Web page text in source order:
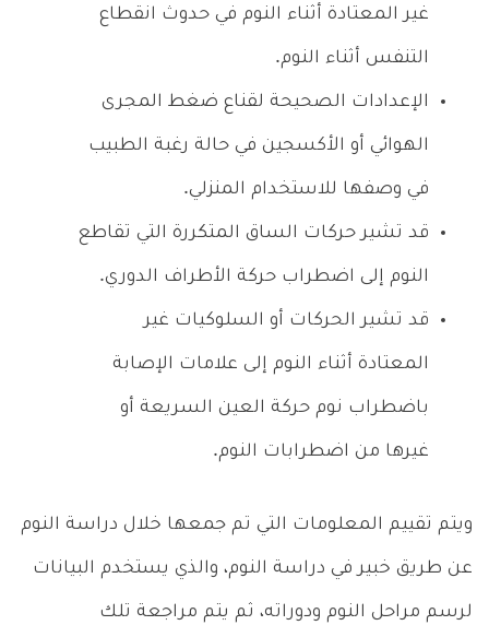
غير المعتادة أثناء النوم في حدوث انقطاع
التنفس أثناء النوم.
الإعدادات الصحيحة لقناع ضغط المجرى
الهوائي أو الأكسجين في حالة رغبة الطبيب
في وصفها للاستخدام المنزلي.
قد تشير حركات الساق المتكررة التي تقاطع
النوم إلى اضطراب حركة الأطراف الدوري.
قد تشير الحركات أو السلوكيات غير
المعتادة أثناء النوم إلى علامات الإصابة
باضطراب نوم حركة العين السريعة أو
غيرها من اضطرابات النوم.
ويتم تقييم المعلومات التي تم جمعها خلال دراسة النوم
عن طريق خبير في دراسة النوم، والذي يستخدم البيانات
لرسم مراحل النوم ودوراته، ثم يتم مراجعة تلك